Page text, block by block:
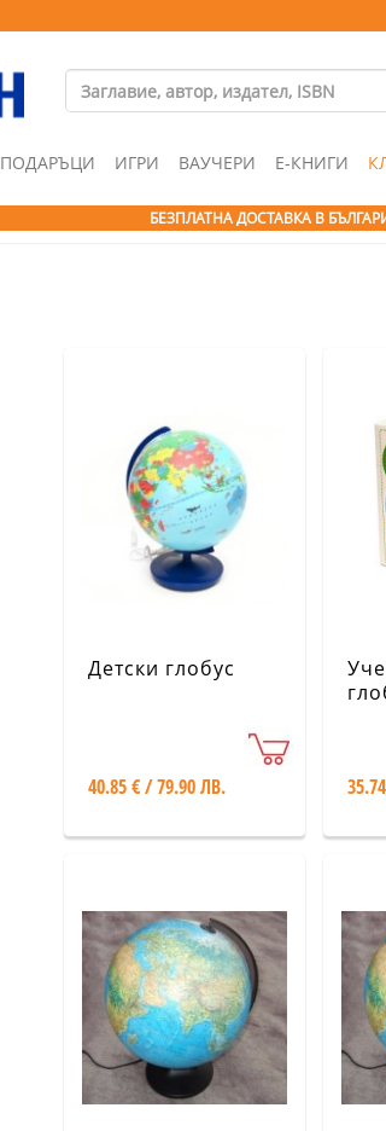
ПОДАРЪЦИ ИГРИ ВАУЧЕРИ Е-КНИГИ
БЕЗПЛАТНА ДОСТАВКА В
Детски глобус
40.85 € / 79.90 ЛВ.